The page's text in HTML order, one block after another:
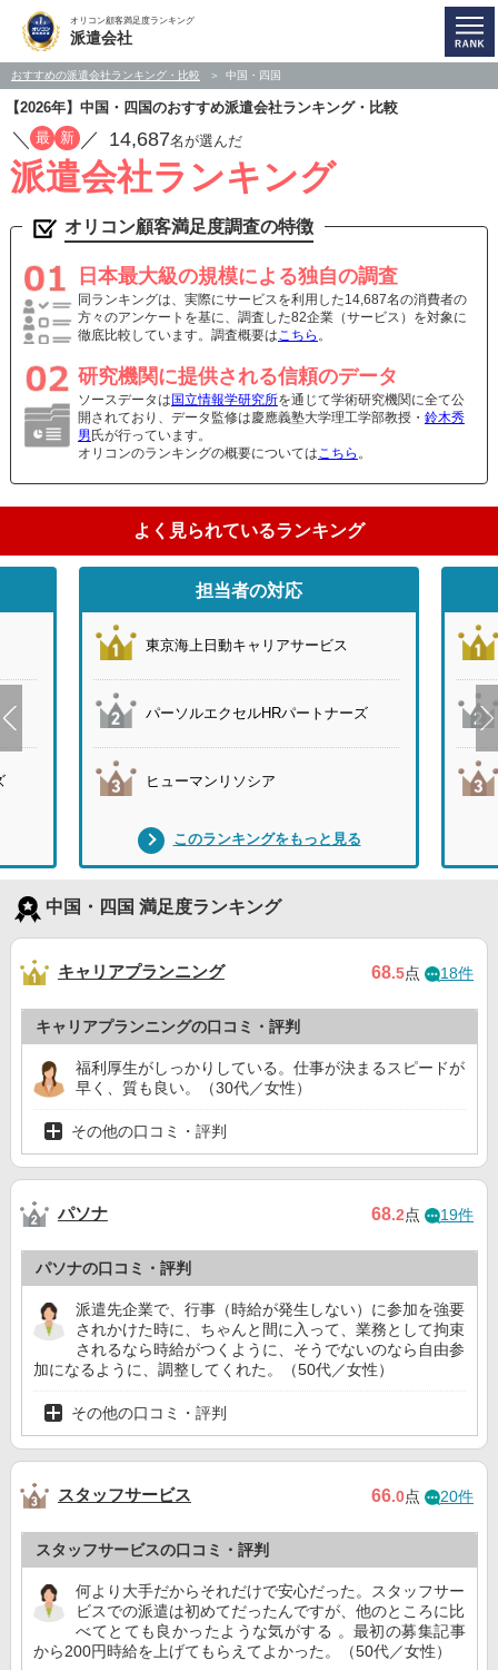
オリコン顧客満足度ランキング
派遣会社
おすすめの派遣会社ランキング・比較 中国・四国
【2026年】中国・四国のおすすめ派遣会社ランキング・比較
／ 最 新 ／ 14,687名が選んだ
派遣会社ランキング
オリコン顧客満足度調査の特徴
日本最大級の規模による独自の調査
同ランキングは、実際にサービスを利用した14,687名の消費者の
方々のアンケートを基に、調査した82企業（サービス）を対象に
徹底比較しています。調査概要はこちら 。
研究機関に提供される信頼のデータ
ソースデータは 国立情報学研究所を通じて学術研究機関に全て公
開されており、データ監修は慶應義塾大学理工学部教授・ 鈴木秀
男 氏が行っています。
オリコンのランキングの概要についてはこちら 。
よく見られているランキング
担当者の対応
東京海上日動キャリアサービス
パーソルエクセルHRパートナーズ
ヒューマンリソシア
このランキングをもっと見る
中国・四国 満足度ランキング
キャリアプランニング 68.5点 18件
キャリアプランニングの口コミ・評判
福利厚生がしっかりしている。仕事が決まるスピードが
早く、質も良い。（30代／女性）
その他の口コミ・評判
パソナ 68.2点 19件
パソナの口コミ・評判
派遣先企業で、行事（時給が発生しない）に参加を強要
されかけた時に、ちゃんと間に入って、業務として拘束
されるなら時給がつくように、そうでないのなら自由参
加になるように、調整してくれた。（50代／女性）
その他の口コミ・評判
スタッフサービス 66.0点 20件
スタッフサービスの口コミ・評判
何より大手だからそれだけで安心だった。スタッフサー
ビスでの派遣は初めてだったんですが、他のところに比
べてとても良かったような気がする 。最初の募集記事
から200円時給を上げてもらえてよかった。（50代／女性）